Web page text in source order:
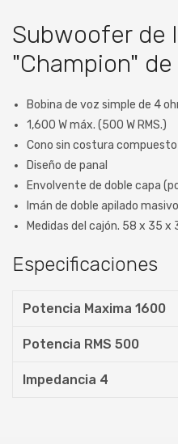
Subwoofer de
"Champion"
Bobina de voz simple de 4
1,600 W máx. (500 W RMS.)
Cono sin costura
Diseño de panal
Envolvente de doble capa
Imán de doble apilado
Medidas del cajón. 58 x 35 x
Especificaciones
Potencia Maxima 1600
Potencia RMS 500
Impedancia 4